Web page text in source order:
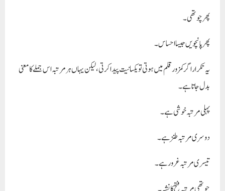
پھر چوتھی۔
پھر پانچویں جیسا احساس۔
یہ تکرار اگر کمزور قلم میں ہوتی تو یکسانیت پیدا کرتی، لیکن یہاں ہر مرتبہ اس جملے کا معنی
بدل جاتا ہے۔
پہلی مرتبہ خوشی ہے۔
دوسری مرتبہ طنز ہے۔
تیسری مرتبہ غرور ہے۔